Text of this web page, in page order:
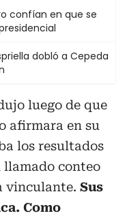
confían en que se
dobló a Cepeda
luego de que
afirmara en su
los resultados
llamado conteo
vinculante. Sus
Como